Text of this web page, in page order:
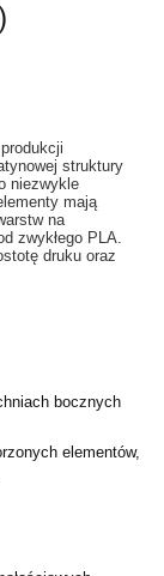
struktury
niezwykle
mają
na
zwykłego PLA.
druku oraz
bocznych
elementów,